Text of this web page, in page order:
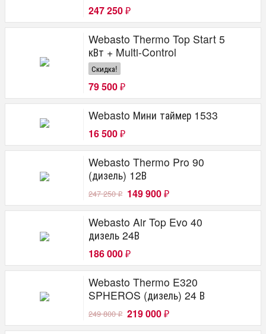
247 250 ₽
Webasto Thermo Top Start 5
кВт + Multi-Control
Скидка!
79 500 ₽
Webasto Мини таймер 1533
16 500 ₽
Webasto Thermo Pro 90
(дизель) 12В
247 250₽ 149 900 ₽
Webasto Air Top Evo 40
дизель 24В
186 000 ₽
Webasto Thermo E320
SPHEROS (дизель) 24 В
249 800₽ 219 000 ₽